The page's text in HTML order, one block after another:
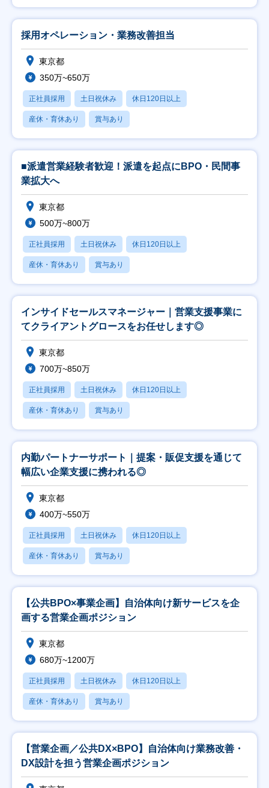
採用オペレーション・業務改善担当
東京都
350万~650万
正社員採用 土日祝休み 休日120日以上
産休・育休あり 賞与あり
■派遣営業経験者歓迎！派遣を起点にBPO・民間事
業拡大へ
東京都
500万~800万
正社員採用 土日祝休み 休日120日以上
産休・育休あり 賞与あり
インサイドセールスマネージャー｜営業支援事業に
てクライアントグロースをお任せします◎
東京都
700万~850万
正社員採用 土日祝休み 休日120日以上
産休・育休あり 賞与あり
内勤パートナーサポート｜提案・販促支援を通じて
幅広い企業支援に携われる◎
東京都
400万~550万
正社員採用 土日祝休み 休日120日以上
産休・育休あり 賞与あり
【公共BPO×事業企画】自治体向け新サービスを企
画する営業企画ポジション
東京都
680万~1200万
正社員採用 土日祝休み 休日120日以上
産休・育休あり 賞与あり
【営業企画／公共DX×BPO】自治体向け業務改善・
DX設計を担う営業企画ポジション